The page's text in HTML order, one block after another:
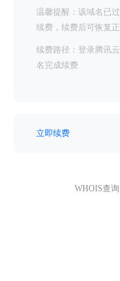
温馨提醒：该域名已
续费，续费后可恢复
续费路径：登录腾讯
名完成续费
立即续费
WHOIS查询